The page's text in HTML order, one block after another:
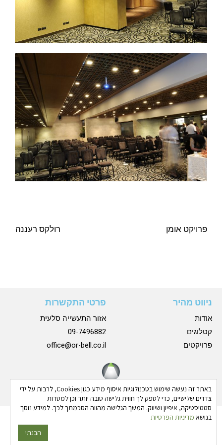
באתר זה נעשה שימוש בטכנולוגיות איסוף מידע כגון Cookies, לרבות על ידי
צדדים שלישיים, כדי לספק לך חווית גלישה טובה יותר וכן למטרות
סטטיסטיקה, איפיון ושיווק. המשך הגלישה מהווה הסכמתך לכך. למידע נוסך
בנושא מדיניות הפרטיות
הבנתי
פרויקט אומן רולקס רעננה
ניווט מהיר
אודות
קטלוגים
פרויקטים
פרטי התקשרות
אזור התעשייה סלעית
09-7496882
office@or-bell.co.il
כל הזכויות שמורות © 2024 אורבל |